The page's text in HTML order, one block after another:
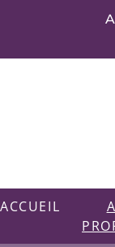
ACCUEIL
A